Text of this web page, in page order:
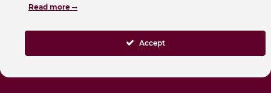
info@citystop.ee
EE542200221078424743 Swedbank
Read more
Accept